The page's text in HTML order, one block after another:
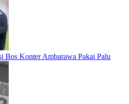
Konter Ambarawa Pakai Palu